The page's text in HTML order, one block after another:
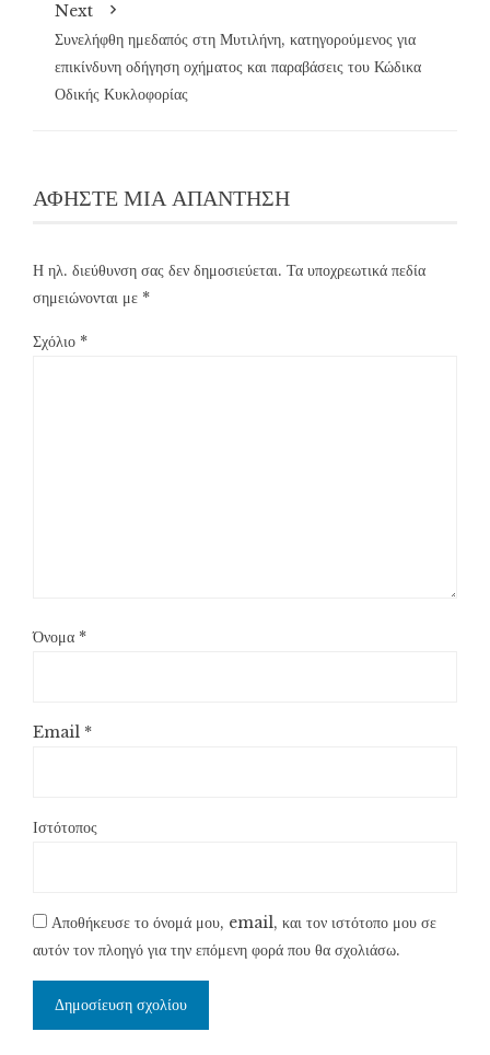
Next
Συνελήφθη ημεδαπός στη Μυτιλήνη, κατηγορούμενος για
επικίνδυνη οδήγηση οχήματος και παραβάσεις του Κώδικα
Οδικής Κυκλοφορίας
ΑΦΉΣΤΕ ΜΙΑ ΑΠΆΝΤΗΣΗ
Η ηλ. διεύθυνση σας δεν δημοσιεύεται. Τα υποχρεωτικά πεδία
σημειώνονται με *
Σχόλιο *
Όνομα *
Email *
Ιστότοπος
Αποθήκευσε το όνομά μου, email, και τον ιστότοπο μου σε
αυτόν τον πλοηγό για την επόμενη φορά που θα σχολιάσω.